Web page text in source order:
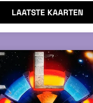
LAATSTE KAARTEN